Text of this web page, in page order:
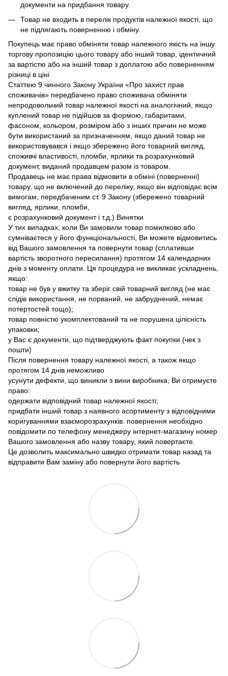
документи на придбання товару.
Товар не входить в перелік продуктів належної якості, що
не підлягають поверненню і обміну.
Покупець має право обміняти товар належного якість на іншу
торгову пропозицію цього товару або інший товар, ідентичний
за вартістю або на інший товар з доплатою або поверненням
різниці в ціні
Статтею 9 чинного Закону України «Про захист прав
споживачів» передбачено право споживача обміняти
непродовольчий товар належної якості на аналогічний, якщо
куплений товар не підійшов за формою, габаритами,
фасоном, кольором, розміром або з інших причин не може
бути використаний за призначенням, якщо даний товар не
використовувався і якщо збережено його товарний вигляд,
споживчі властивості, пломби, ярлики та розрахунковий
документ, виданий продавцем разом із товаром.
Продавець не має права відмовити в обміні (поверненні)
товару, що не включений до переліку, якщо він відповідає всім
вимогам, передбаченим ст. 9 Закону (збережено товарний
вигляд, ярлики, пломби,
є розрахунковий документ і т.д.) Винятки
У тих випадках, коли Ви замовили товар помилково або
сумніваєтеся у його функціональності, Ви можете відмовитись
від Вашого замовлення та повернути товар (сплативши
вартість зворотного пересилання) протягом 14 календарних
днів з моменту оплати. Ця процедура не викликає ускладнень,
якщо:
товар не був у вжитку та зберіг свій товарний вигляд (не має
слідів використання, не порваний, не забруднений, немає
потертостей тощо);
товар повністю укомплектований та не порушена цілісність
упаковки;
у Вас є документи, що підтверджують факт покупки.(чек з
пошти)
Після повернення товару належної якості, а також якщо
протягом 14 днів неможливо
усунути дефекти, що виникли з вини виробника, Ви отримуєте
право:
одержати відповідний товар належної якості;
придбати інший товар з наявного асортименту з відповідними
коригуваннями взаєморозрахунків. повернення необхідно
повідомити по телефону менеджеру інтернет-магазину номер
Вашого замовлення або назву товару, який повертаєте.
Це дозволить максимально швидко отримати товар назад та
відправити Вам заміну або повернути його вартість